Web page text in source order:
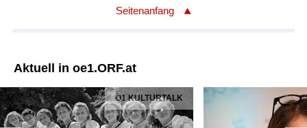
Seitenanfang
Aktuell in oe1.ORF.at
Ö1 KULTURTALK